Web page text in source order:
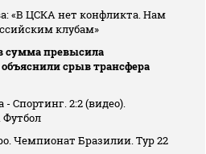
«В ЦСКА нет конфликта. Нам
клубам»
сумма превысила
срыв трансфера
Спортинг. 2:2 (видео).
Чемпионат Бразилии. Тур 22